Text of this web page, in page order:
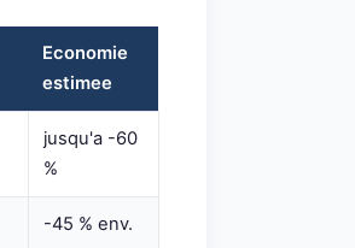
Economie
estimee
jusqu'a -60
%
-45 % env.